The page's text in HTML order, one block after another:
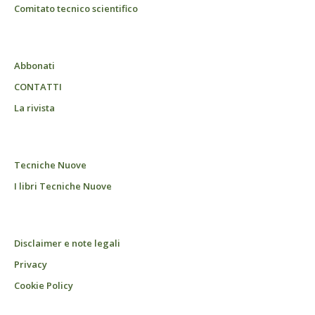
Comitato tecnico scientifico
Abbonati
CONTATTI
La rivista
Tecniche Nuove
I libri Tecniche Nuove
Disclaimer e note legali
Privacy
Cookie Policy